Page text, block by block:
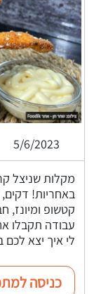
5/6/2023
מקלות שניצל
באחריות!
קטשופ
עבודה תקבלו
לי איך יצא
כניסה